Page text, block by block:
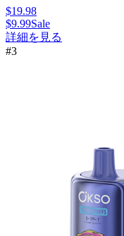
$19.98
$9.99Sale
詳細を見る
#3